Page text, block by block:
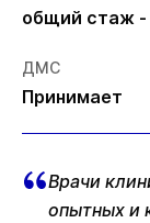
общий стаж -
ДМС
Принимает
Врачи
опытных и